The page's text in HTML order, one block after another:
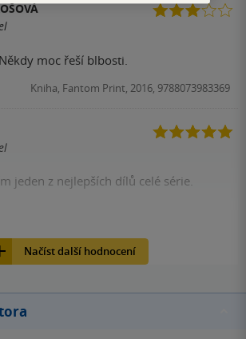
Díl trošku slabší. Někdy moc řeší blbosti.
Kniha, Fantom Print, 2016, 9788073983369
jeden z nejlepších dílů celé série.
Načíst další hodnocení